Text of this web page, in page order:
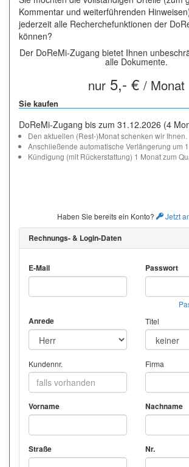
Kommentar und weiterführenden
jederzeit alle Recherchefunktionen der
können?
Der DoReMi-Zugang bietet Ihnen
alle Dokumente.
nur5,- € / Monat
Sie kaufen
DoReMi-Zugang bis zum 31.12.2026 (4
Den aktuellen (Rest-)Monat schenken wir Ihnen.
Anschließende automatische Verlängerung um
Kündigung (mit Rückerstattung) 1 Monat zum
Haben Sie bereits ein Konto? Jetzt
Rechnungs- & Login-Daten
E-Mail Passwort
Anrede Titel
Kundennr. Firma
Vorname Nachname
Straße Nr.